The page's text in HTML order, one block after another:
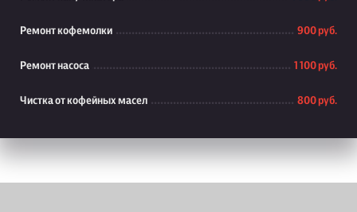
Ремонт кофемолки 900 руб.
Ремонт насоса 1 100 руб.
Чистка от кофейных масел 800 руб.